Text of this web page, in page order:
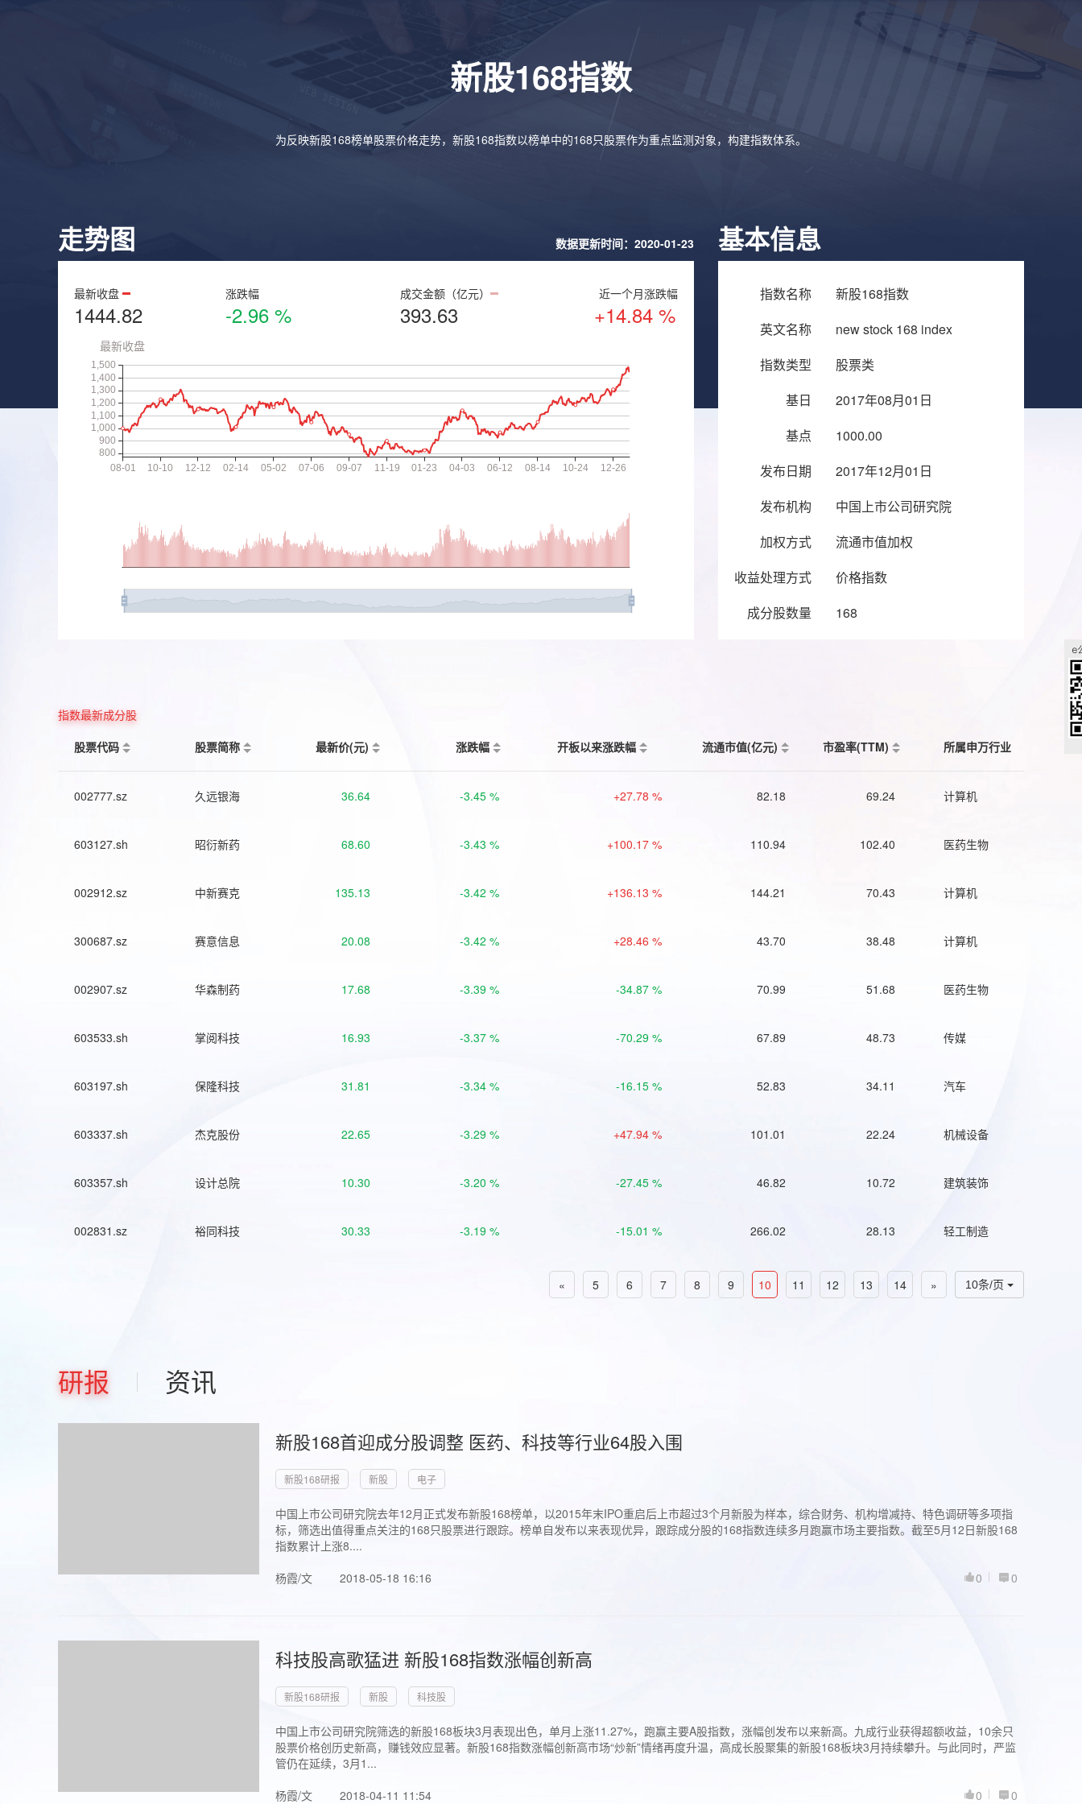
新股168指数
为反映新股168榜单股票价格走势，新股168指数以榜单中的168只股票作为重点监测对象，构建指数体系。
走势图 数据更新时间：2020-01-23
最新收盘
1444.82
涨跌幅
-2.96 %
成交金额（亿元）
393.63
近一个月涨跌幅
+14.84 %
基本信息
指数名称
新股168指数
英文名称
new stock 168 index
指数类型
股票类
基日
2017年08月01日
基点
1000.00
发布日期
2017年12月01日
发布机构
中国上市公司研究院
加权方式
流通市值加权
收益处理方式
价格指数
成分股数量
168
指数最新成分股
股票代码
股票简称 最新价(元) 涨跌幅 开板以来涨跌幅 流通市值(亿元) 市盈率(TTM) 所属申万行业
002777.sz 久远银海 36.64 -3.45 % +27.78 % 82.18 69.24 计算机
603127.sh 昭衍新药 68.60 -3.43 % +100.17 % 110.94 102.40 医药生物
002912.sz 中新赛克 135.13 -3.42 % +136.13 % 144.21 70.43 计算机
300687.sz 赛意信息 20.08 -3.42 % +28.46 % 43.70 38.48 计算机
002907.sz 华森制药 17.68 -3.39 % -34.87 % 70.99 51.68 医药生物
603533.sh 掌阅科技 16.93 -3.37 % -70.29 % 67.89 48.73 传媒
603197.sh 保隆科技 31.81 -3.34 % -16.15 % 52.83 34.11 汽车
603337.sh 杰克股份 22.65 -3.29 % +47.94 % 101.01 22.24 机械设备
603357.sh 设计总院 10.30 -3.20 % -27.45 % 46.82 10.72 建筑装饰
002831.sz 裕同科技 30.33 -3.19 % -15.01 % 266.02 28.13 轻工制造
10条/页
« 5 6 7 8 9 10 11 12 13 14 »
研报 资讯
新股168首迎成分股调整 医药、科技等行业64股入围
新股168研报 新股 电子
中国上市公司研究院去年12月正式发布新股168榜单，以2015年末IPO重启后上市超过3个月新股为样本，综合财务、机构增减持、特色调研等多项指
标，筛选出值得重点关注的168只股票进行跟踪。榜单自发布以来表现优异，跟踪成分股的168指数连续多月跑赢市场主要指数。截至5月12日新股168
指数累计上涨8....
杨霞/文
2018-05-18 16:16 0
0
科技股高歌猛进 新股168指数涨幅创新高
新股168研报 新股 科技股
中国上市公司研究院筛选的新股168板块3月表现出色，单月上涨11.27%，跑赢主要A股指数，涨幅创发布以来新高。九成行业获得超额收益，10余只
股票价格创历史新高，赚钱效应显著。新股168指数涨幅创新高市场“炒新”情绪再度升温，高成长股聚集的新股168板块3月持续攀升。与此同时，严监
管仍在延续，3月1...
杨霞/文
2018-04-11 11:54 0
0